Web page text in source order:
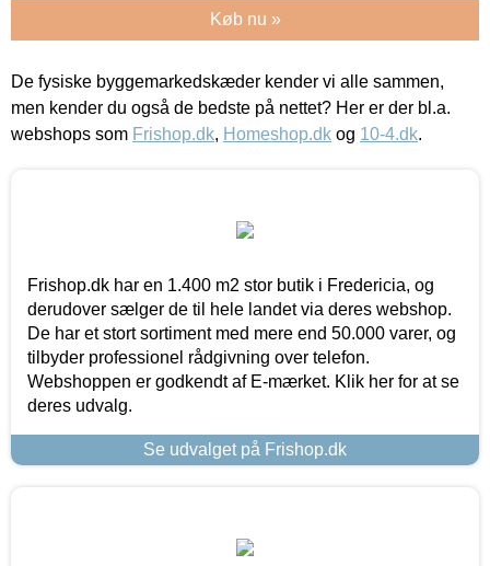
Køb nu »
De fysiske byggemarkedskæder kender vi alle sammen,
men kender du også de bedste på nettet? Her er der bl.a.
webshops som Frishop.dk, Homeshop.dk og 10-4.dk.
Frishop.dk har en 1.400 m2 stor butik i Fredericia, og
derudover sælger de til hele landet via deres webshop.
De har et stort sortiment med mere end 50.000 varer, og
tilbyder professionel rådgivning over telefon.
Webshoppen er godkendt af E-mærket. Klik her for at se
deres udvalg.
Se udvalget på Frishop.dk